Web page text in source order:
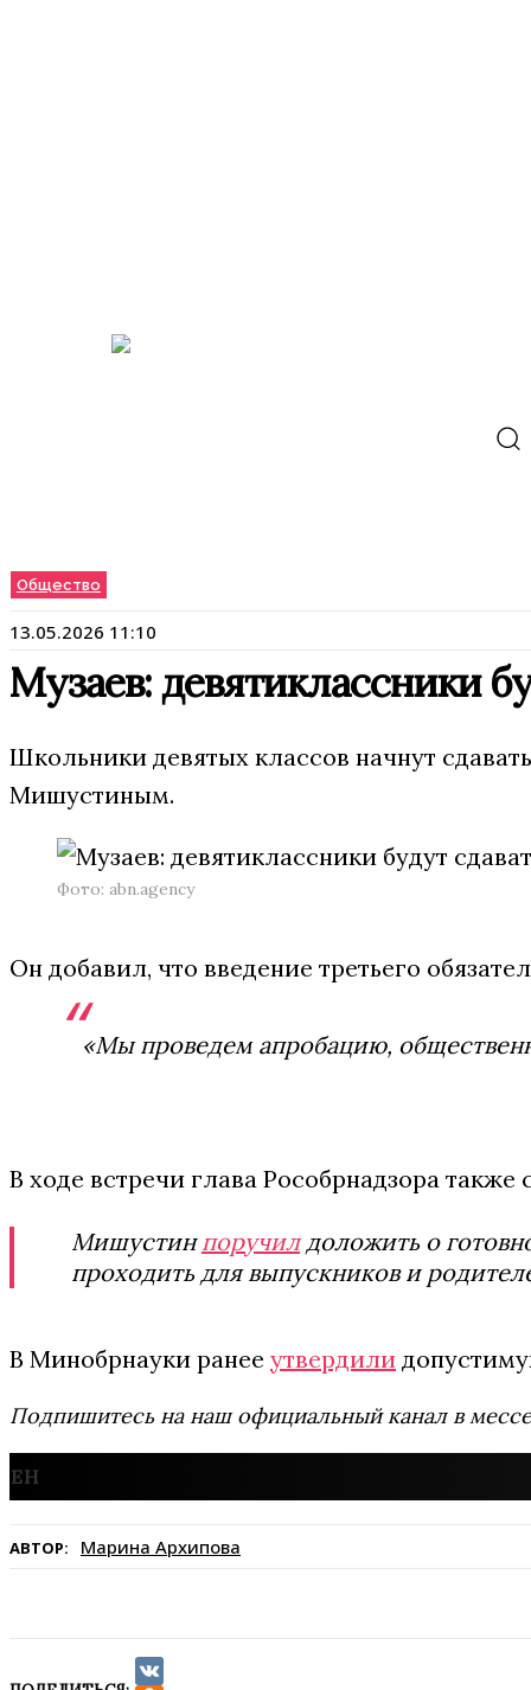
Общество
13.05.2026 11:10
Музаев: девятиклассники
Школьники девятых классов начнут
Мишустиным.
Фото: abn.agency
Он добавил, что введение третьего
«Мы проведем апробацию,
В ходе встречи глава Рособрнадзора
Мишустинпоручилдоложить о
проходить для выпускников и
В Минобрнауки ранее утвердили
Подпишитесь на наш официальный канал в
АВТОР: Марина Архипова